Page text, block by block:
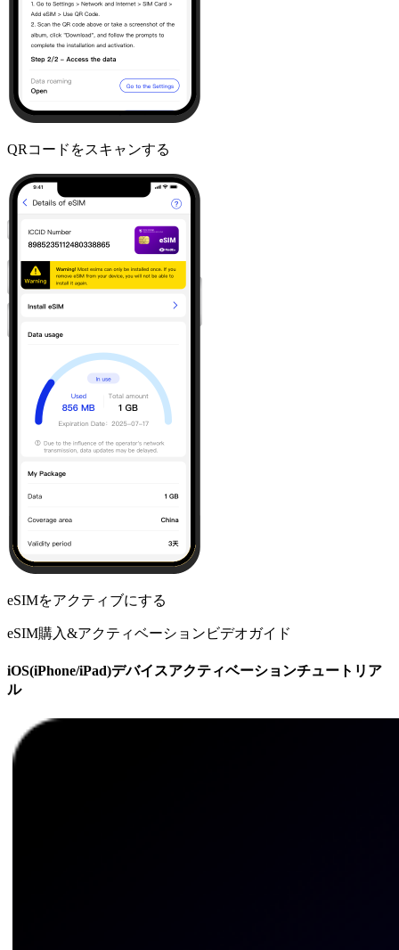
QRコードをスキャンする
eSIMをアクティブにする
eSIM購入&アクティベーションビデオガイド
iOS(iPhone/iPad)デバイスアクティベーションチュートリア
ル